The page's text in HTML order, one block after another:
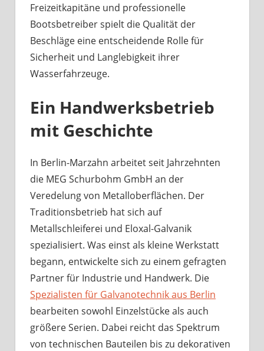
Freizeitkapitäne und professionelle
Bootsbetreiber spielt die Qualität der
Beschläge eine entscheidende Rolle für
Sicherheit und Langlebigkeit ihrer
Wasserfahrzeuge.
Ein Handwerksbetrieb
mit Geschichte
In Berlin-Marzahn arbeitet seit Jahrzehnten
die MEG Schurbohm GmbH an der
Veredelung von Metalloberflächen. Der
Traditionsbetrieb hat sich auf
Metallschleiferei und Eloxal-Galvanik
spezialisiert. Was einst als kleine Werkstatt
begann, entwickelte sich zu einem gefragten
Partner für Industrie und Handwerk. Die
Spezialisten für Galvanotechnik aus Berlin
bearbeiten sowohl Einzelstücke als auch
größere Serien. Dabei reicht das Spektrum
von technischen Bauteilen bis zu dekorativen